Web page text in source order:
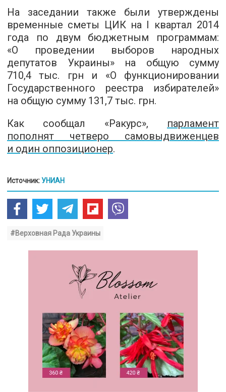
На заседании также были утверждены
временные сметы ЦИК на I квартал 2014
года по двум бюджетным программам:
«О проведении выборов народных
депутатов Украины» на общую сумму
710,4 тыс. грн и «О функционировании
Государственного реестра избирателей»
на общую сумму 131,7 тыс. грн.
Как сообщал «Ракурс», парламент
пополнят четверо самовыдвиженцев
и один оппозиционер.
Источник: УНИАН
#Верховная Рада Украины